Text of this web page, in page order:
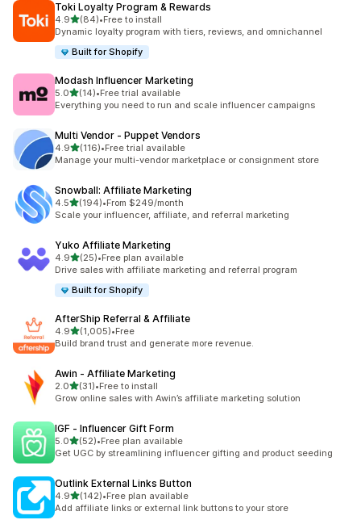
Toki Loyalty Program & Rewards
4.95つ星中
(84)
合計レビュー数：84件
•Free to install
Dynamic loyalty program with tiers, reviews, and omnichannel
Built for Shopify
Modash Influencer Marketing
5.05つ星中
(14)
合計レビュー数：14件
•Free trial available
Everything you need to run and scale influencer campaigns
Multi Vendor ‑ Puppet Vendors
4.95つ星中
(116)
合計レビュー数：116件
•Free trial available
Manage your multi-vendor marketplace or consignment store
Snowball: Affiliate Marketing
4.55つ星中
(194)
合計レビュー数：194件
•From $249/month
Scale your influencer, affiliate, and referral marketing
Yuko Affiliate Marketing
4.95つ星中
(25)
合計レビュー数：25件
•Free plan available
Drive sales with affiliate marketing and referral program
Built for Shopify
AfterShip Referral & Affiliate
4.95つ星中
(1,005)
合計レビュー数：1005件
•Free
Build brand trust and generate more revenue.
Awin ‑ Affiliate Marketing
2.05つ星中
(31)
合計レビュー数：31件
•Free to install
Grow online sales with Awin’s affiliate marketing solution
IGF ‑ Influencer Gift Form
5.05つ星中
(52)
合計レビュー数：52件
•Free plan available
Get UGC by streamlining influencer gifting and product seeding
Outlink External Links Button
4.95つ星中
(142)
合計レビュー数：142件
•Free plan available
Add affiliate links or external link buttons to your store